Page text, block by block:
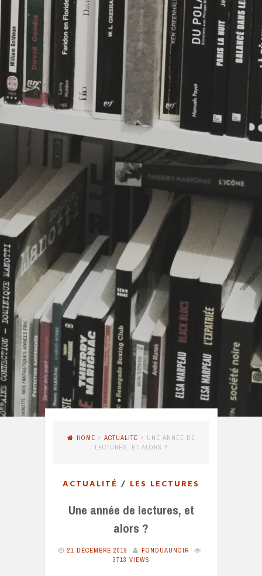
HOME ACTUALITÉ
UNE ANNÉE DE
LECTURES, ET ALORS ?
ACTUALITÉ / LES LECTURES
Une année de lectures, et
alors ?
21 DÉCEMBRE 2019
FONDUAUNOIR
3713 VIEWS